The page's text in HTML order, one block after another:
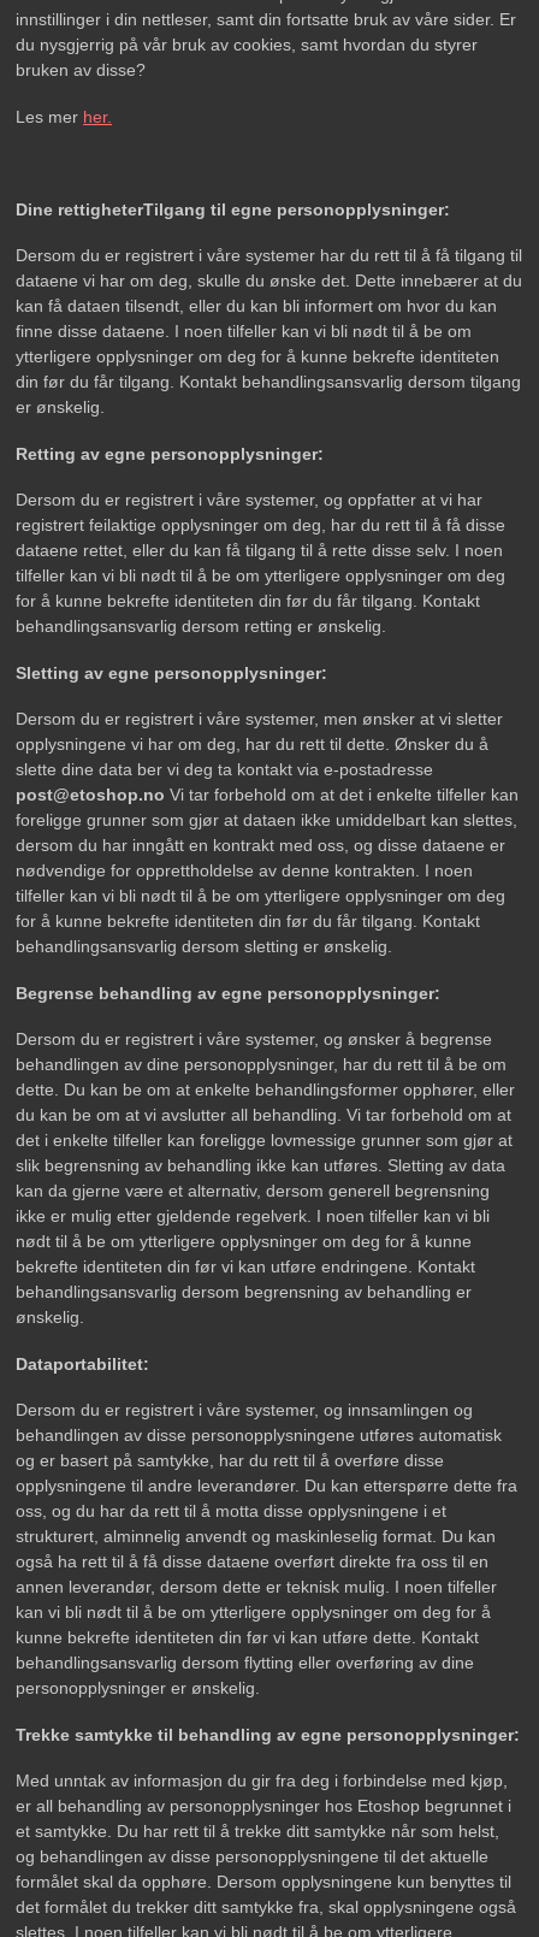
innstillinger i din nettleser, samt din fortsatte bruk av våre sider. Er
du nysgjerrig på vår bruk av cookies, samt hvordan du styrer
bruken av disse?
Les mer her.
Dine rettigheterTilgang til egne personopplysninger:
Dersom du er registrert i våre systemer har du rett til å få tilgang til
dataene vi har om deg, skulle du ønske det. Dette innebærer at du
kan få dataen tilsendt, eller du kan bli informert om hvor du kan
finne disse dataene. I noen tilfeller kan vi bli nødt til å be om
ytterligere opplysninger om deg for å kunne bekrefte identiteten
din før du får tilgang. Kontakt behandlingsansvarlig dersom tilgang
er ønskelig.
Retting av egne personopplysninger:
Dersom du er registrert i våre systemer, og oppfatter at vi har
registrert feilaktige opplysninger om deg, har du rett til å få disse
dataene rettet, eller du kan få tilgang til å rette disse selv. I noen
tilfeller kan vi bli nødt til å be om ytterligere opplysninger om deg
for å kunne bekrefte identiteten din før du får tilgang. Kontakt
behandlingsansvarlig dersom retting er ønskelig.
Sletting av egne personopplysninger:
Dersom du er registrert i våre systemer, men ønsker at vi sletter
opplysningene vi har om deg, har du rett til dette. Ønsker du å
slette dine data ber vi deg ta kontakt via e-postadresse
post@etoshop.no Vi tar forbehold om at det i enkelte tilfeller kan
foreligge grunner som gjør at dataen ikke umiddelbart kan slettes,
dersom du har inngått en kontrakt med oss, og disse dataene er
nødvendige for opprettholdelse av denne kontrakten. I noen
tilfeller kan vi bli nødt til å be om ytterligere opplysninger om deg
for å kunne bekrefte identiteten din før du får tilgang. Kontakt
behandlingsansvarlig dersom sletting er ønskelig.
Begrense behandling av egne personopplysninger:
Dersom du er registrert i våre systemer, og ønsker å begrense
behandlingen av dine personopplysninger, har du rett til å be om
dette. Du kan be om at enkelte behandlingsformer opphører, eller
du kan be om at vi avslutter all behandling. Vi tar forbehold om at
det i enkelte tilfeller kan foreligge lovmessige grunner som gjør at
slik begrensning av behandling ikke kan utføres. Sletting av data
kan da gjerne være et alternativ, dersom generell begrensning
ikke er mulig etter gjeldende regelverk. I noen tilfeller kan vi bli
nødt til å be om ytterligere opplysninger om deg for å kunne
bekrefte identiteten din før vi kan utføre endringene. Kontakt
behandlingsansvarlig dersom begrensning av behandling er
ønskelig.
Dataportabilitet:
Dersom du er registrert i våre systemer, og innsamlingen og
behandlingen av disse personopplysningene utføres automatisk
og er basert på samtykke, har du rett til å overføre disse
opplysningene til andre leverandører. Du kan etterspørre dette fra
oss, og du har da rett til å motta disse opplysningene i et
strukturert, alminnelig anvendt og maskinleselig format. Du kan
også ha rett til å få disse dataene overført direkte fra oss til en
annen leverandør, dersom dette er teknisk mulig. I noen tilfeller
kan vi bli nødt til å be om ytterligere opplysninger om deg for å
kunne bekrefte identiteten din før vi kan utføre dette. Kontakt
behandlingsansvarlig dersom flytting eller overføring av dine
personopplysninger er ønskelig.
Trekke samtykke til behandling av egne personopplysninger:
Med unntak av informasjon du gir fra deg i forbindelse med kjøp,
er all behandling av personopplysninger hos Etoshop begrunnet i
et samtykke. Du har rett til å trekke ditt samtykke når som helst,
og behandlingen av disse personopplysningene til det aktuelle
formålet skal da opphøre. Dersom opplysningene kun benyttes til
det formålet du trekker ditt samtykke fra, skal opplysningene også
slettes. I noen tilfeller kan vi bli nødt til å be om ytterligere